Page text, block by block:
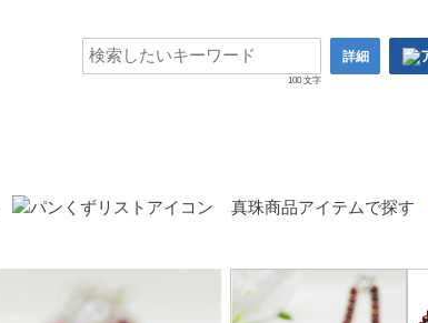
100 文字
詳細
真珠商品アイテムで探す